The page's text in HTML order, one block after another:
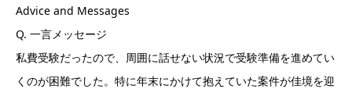
Advice and Messages
Q. 一言メッセージ
私費受験だったので、周囲に話せない状況で受験準備を進めてい
くのが困難でした。特に年末にかけて抱えていた案件が佳境を迎